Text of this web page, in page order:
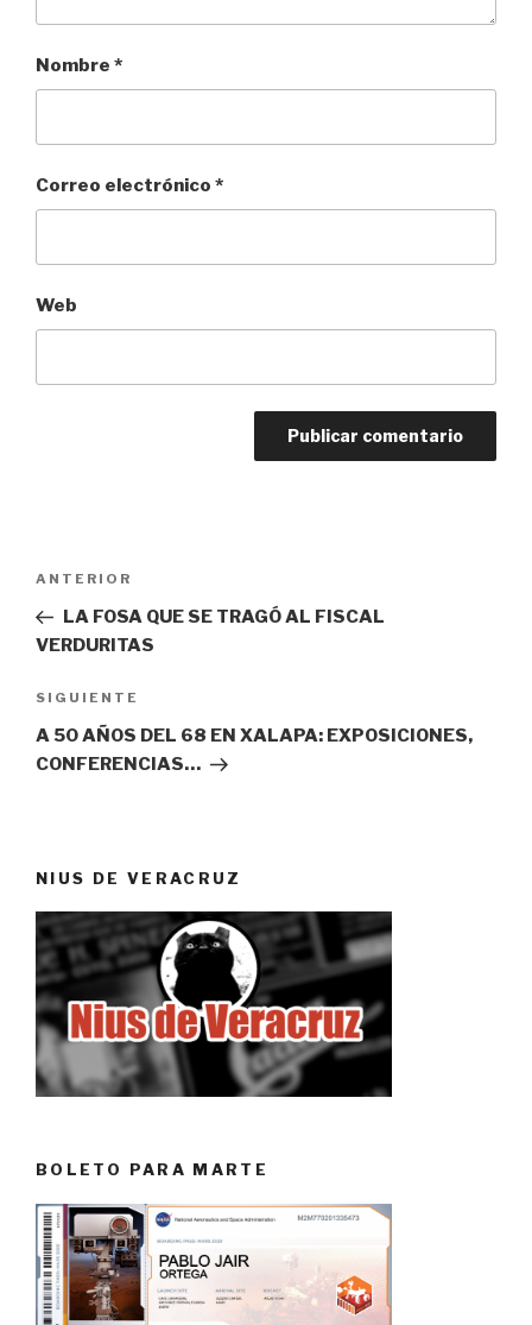
Nombre *
Correo electrónico *
Web
entradas
Entrada
anterior:
ANTERIOR
LA FOSA QUE SE TRAGÓ AL FISCAL
VERDURITAS
Siguiente
entrada
SIGUIENTE
A 50 AÑOS DEL 68 EN XALAPA: EXPOSICIONES,
CONFERENCIAS…
NIUS DE VERACRUZ
BOLETO PARA MARTE